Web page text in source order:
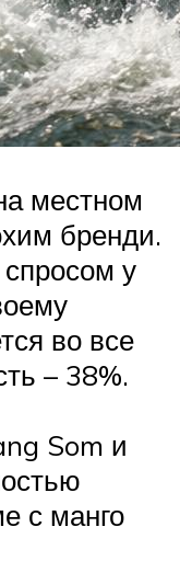
местном
бренди.
у
во все
– 38%.
Som и
с манго